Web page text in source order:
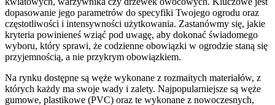
dopasowanie jego parametrów do specyfiki Twojego ogrodu oraz
częstotliwości i intensywności użytkowania. Zastanówmy się, jakie
kryteria powinieneś wziąć pod uwagę, aby dokonać świadomego
wyboru, który sprawi, że codzienne obowiązki w ogrodzie staną się
przyjemnością, a nie przykrym obowiązkiem.
Na rynku dostępne są węże wykonane z rozmaitych materiałów, z
których każdy ma swoje wady i zalety. Najpopularniejsze są węże
gumowe, plastikowe (PVC) oraz te wykonane z nowoczesnych,